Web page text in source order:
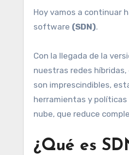
Hoy vamos a continuar
software (SDN).
Con la llegada de la
nuestras redes
son imprescindibles,
herramientas y políticas
nube, que reduce
¿Qué es